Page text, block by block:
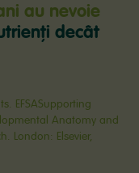
au nevoie
decât
EFSASupporting
Anatomy and
London: Elsevier,